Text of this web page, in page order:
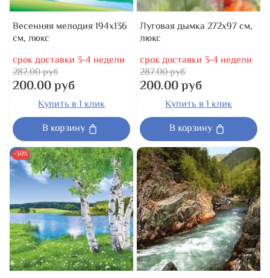
Весенняя мелодия 194x136
см, люкс
срок доставки 3-4 недели
287.00 руб
200.00 руб
Купить в 1 клик
В корзину
Луговая дымка 272x97 см,
люкс
срок доставки 3-4 недели
287.00 руб
200.00 руб
Купить в 1 клик
В корзину
-30%